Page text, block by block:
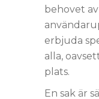
behovet
erbjuda
alla,
plats.
En sak är